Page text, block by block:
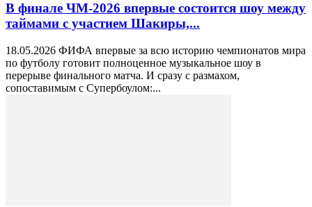
В финале ЧМ-2026 впервые состоится шоу между
таймами с участием Шакиры,...
18.05.2026 ФИФА впервые за всю историю чемпионатов мира
по футболу готовит полноценное музыкальное шоу в
перерыве финального матча. И сразу с размахом,
сопоставимым с Супербоулом:...